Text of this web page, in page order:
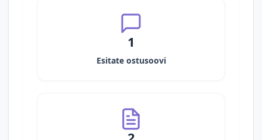
1
Esitate ostusoovi